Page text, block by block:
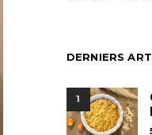
DERNIERS
1